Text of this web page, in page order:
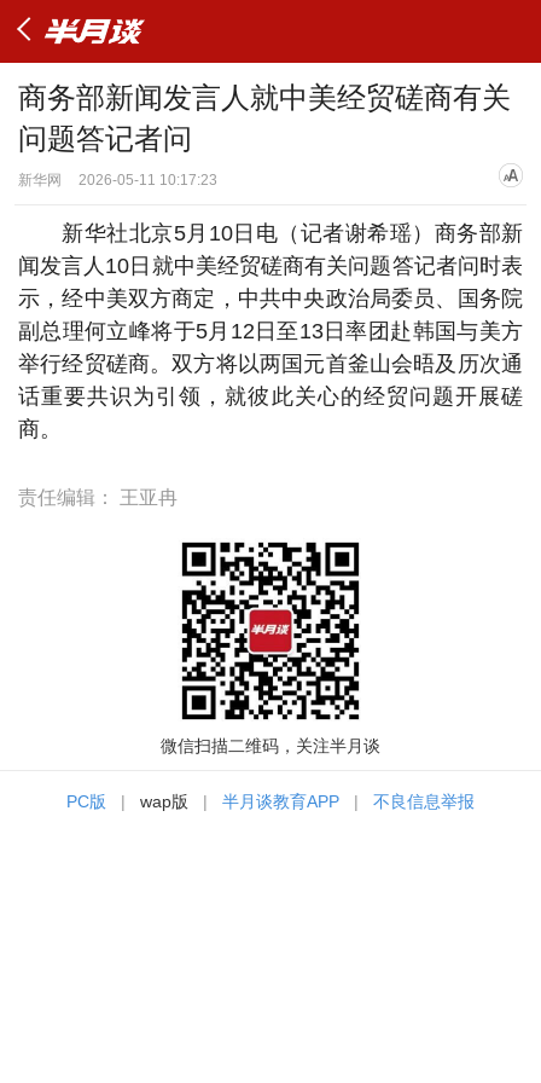
商务部新闻发言人就中美经贸磋商有关
问题答记者问
新华网 2026-05-11 10:17:23
新华社北京5月10日电（记者谢希瑶）商务部新
闻发言人10日就中美经贸磋商有关问题答记者问时表
示，经中美双方商定，中共中央政治局委员、国务院
副总理何立峰将于5月12日至13日率团赴韩国与美方
举行经贸磋商。双方将以两国元首釜山会晤及历次通
话重要共识为引领，就彼此关心的经贸问题开展磋
商。
责任编辑： 王亚冉
微信扫描二维码，关注半月谈
PC版 | wap版 | 半月谈教育APP | 不良信息举报